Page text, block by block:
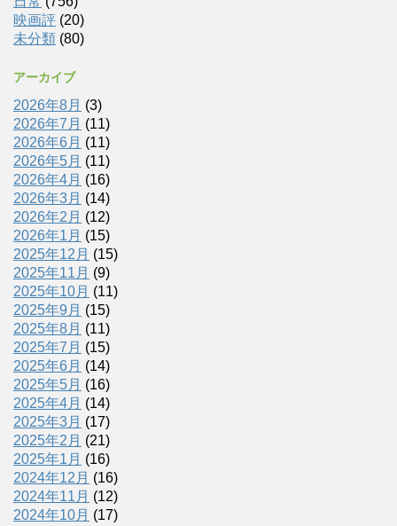
映画評 (20)
未分類 (80)
アーカイブ
2026年8月 (3)
2026年7月 (11)
2026年6月 (11)
2026年5月 (11)
2026年4月 (16)
2026年3月 (14)
2026年2月 (12)
2026年1月 (15)
2025年12月 (15)
2025年11月 (9)
2025年10月 (11)
2025年9月 (15)
2025年8月 (11)
2025年7月 (15)
2025年6月 (14)
2025年5月 (16)
2025年4月 (14)
2025年3月 (17)
2025年2月 (21)
2025年1月 (16)
2024年12月 (16)
2024年11月 (12)
2024年10月 (17)